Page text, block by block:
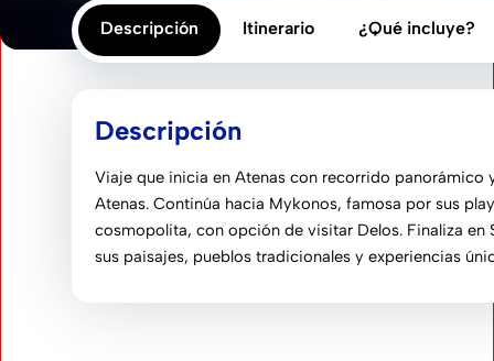
Descripción Itinerario ¿Qué incluye?
Descripción
Viaje que inicia en Atenascon recorrido panorámico
Atenas. Continúa hacia Mykonos, famosa por sus
cosmopolita, con opción de visitar Delos. Finaliza en
sus paisajes, pueblos tradicionales y experiencias